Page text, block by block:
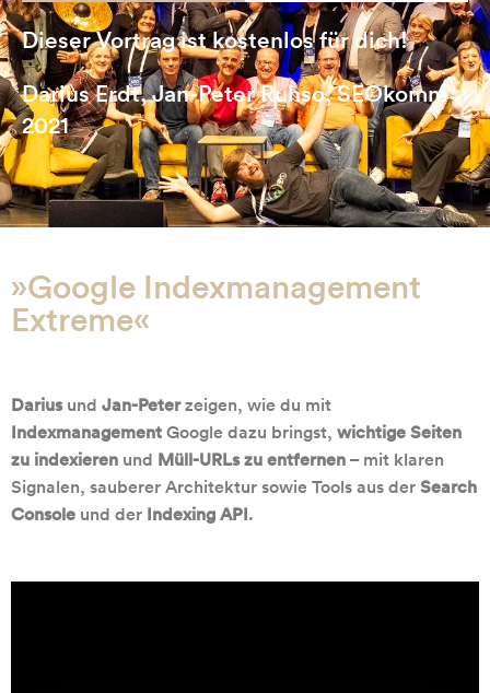
Dieser Vortrag ist kostenlos für dich!
Darius Erdt, Jan-Peter Ruhso, SEOkomm
2021
»Google Indexmanagement
Extreme«
Dariusund Jan-Peterzeigen, wie du mit
IndexmanagementGoogle dazu bringst, wichtige Seiten
zu indexieren und Müll-URLs zu entfernen– mit klaren
Signalen, sauberer Architektur sowie Tools aus derSearch
Console und der Indexing API.